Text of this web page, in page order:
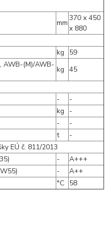
mm
370 x 450
x 880
kg
59
AWB-(M)/AWB-
kg 45
-
-
kg
-
-
-
t
-
EÚ č. 811/2013
-
A+++
-
A++
°C 58